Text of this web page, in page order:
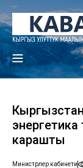
карашты
Министрлер кабинети